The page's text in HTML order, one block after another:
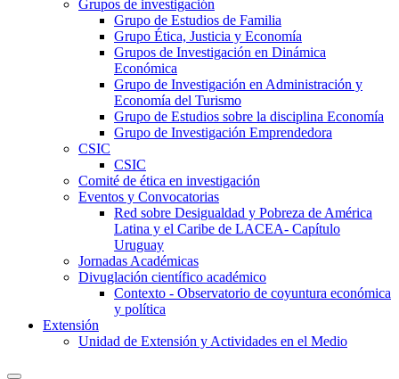
Grupos de investigación
Grupo de Estudios de Familia
Grupo Ética, Justicia y Economía
Grupos de Investigación en Dinámica
Económica
Grupo de Investigación en Administración y
Economía del Turismo
Grupo de Estudios sobre la disciplina Economía
Grupo de Investigación Emprendedora
CSIC
CSIC
Comité de ética en investigación
Eventos y Convocatorias
Red sobre Desigualdad y Pobreza de América
Latina y el Caribe de LACEA- Capítulo
Uruguay
Jornadas Académicas
Divuglación científico académico
Contexto - Observatorio de coyuntura económica
y política
Extensión
Unidad de Extensión y Actividades en el Medio